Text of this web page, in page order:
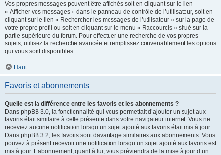
Vos propres messages peuvent être affichés soit en cliquant sur le lien
« Afficher vos messages » dans le panneau de contrôle de l’utilisateur, soit en
cliquant sur le lien « Rechercher les messages de l’utilisateur » sur la page de
votre propre profil ou soit en cliquant sur le menu « Raccourcis » situé sur la
partie supérieure du forum. Pour effectuer une recherche de vos propres
sujets, utilisez la recherche avancée et remplissez convenablement les options
qui vous sont disponibles.
Haut
Favoris et abonnements
Quelle est la différence entre les favoris et les abonnements ?
Dans phpBB 3.0, la fonctionnalité qui vous permettait d’ajouter un sujet aux
favoris était similaire à celle présente dans votre navigateur internet. Vous ne
receviez aucune notification lorsqu’un sujet ajouté aux favoris était mis à jour.
Dans phpBB 3.2, les favoris sont davantage similaires aux abonnements. Vous
pouvez à présent recevoir une notification lorsqu’un sujet ajouté aux favoris est
mis à jour. L’abonnement, quant à lui, vous préviendra de la mise à jour d’un